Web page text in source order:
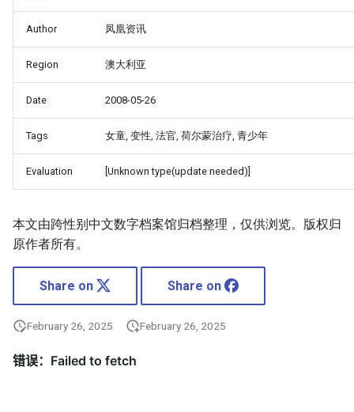
Author 凤凰资讯
Region 澳大利亚
Date 2008-05-26
Tags 女童, 变性, 法官, 荷尔蒙治疗, 青少年
Evaluation [Unknown type(update needed)]
本文由跨性别中文数字档案馆归档整理，仅供浏览。版权归
原作者所有。
Share on Share on
February 26, 2025 February 26, 2025